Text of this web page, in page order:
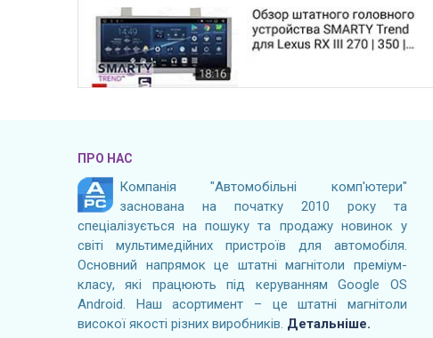
ПРО НАС
Компанія "Автомобільні комп'ютери"
заснована на початку 2010 року та
спеціалізується на пошуку та продажу новинок у
світі мультимедійних пристроїв для автомобіля.
Основний напрямок це штатні магнітоли преміум-
класу, які працюють під керуванням Google OS
Android. Наш асортимент – це штатні магнітоли
високої якості різних виробників. Детальніше.